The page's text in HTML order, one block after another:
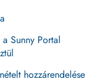
Sunny Portal
hozzárendelése